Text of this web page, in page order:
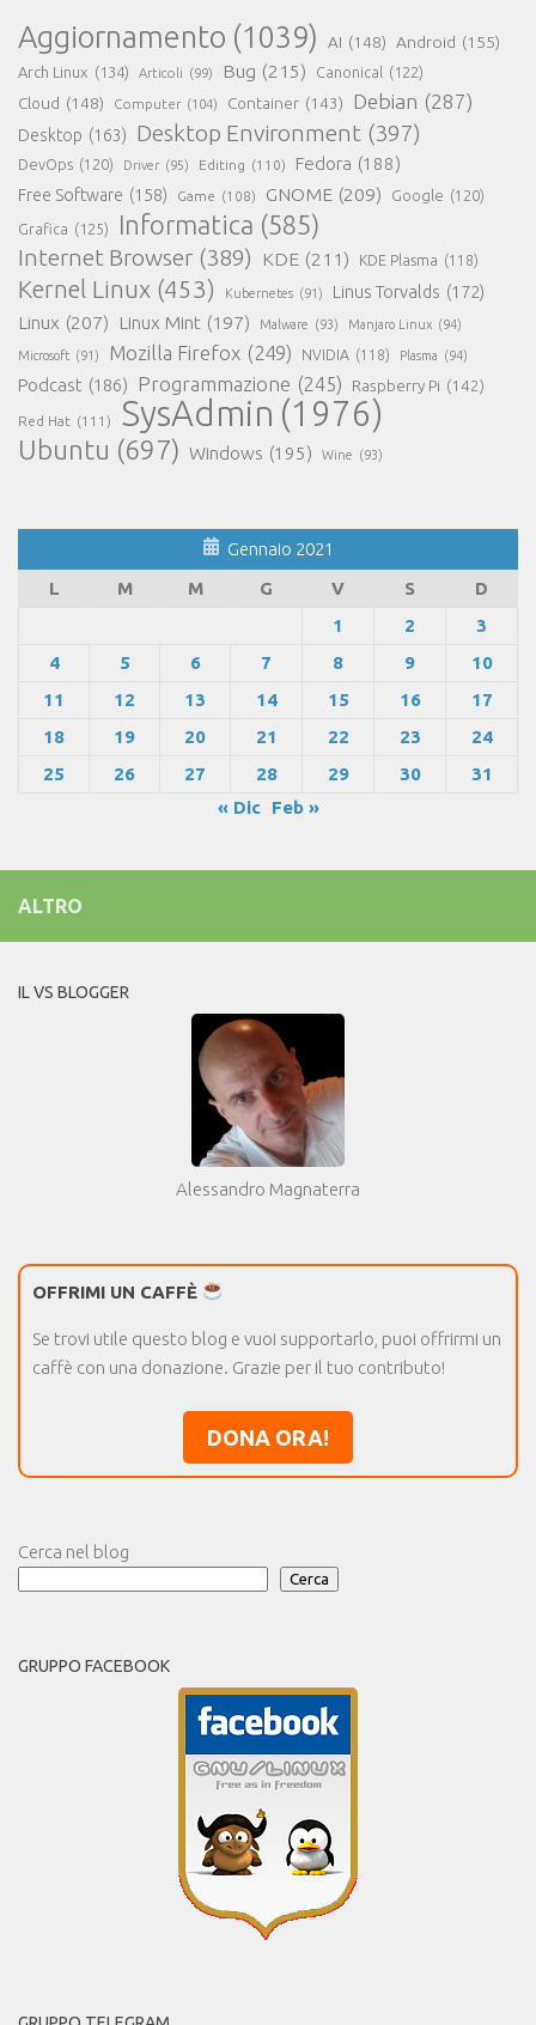
Aggiornamento (1039) AI (148) Android (155)
Arch Linux (134) Articoli (99) Bug (215) Canonical (122)
Cloud (148) Computer (104) Container (143) Debian (287)
Desktop (163) Desktop Environment (397)
DevOps (120) Driver (95) Editing (110) Fedora (188)
Free Software (158) Game (108) GNOME (209) Google (120)
Grafica (125) Informatica (585)
Internet Browser (389) KDE (211) KDE Plasma (118)
Kernel Linux (453) Kubernetes (91) Linus Torvalds (172)
Linux (207) Linux Mint (197) Malware (93) Manjaro Linux (94)
Microsoft (91) Mozilla Firefox (249) NVIDIA (118) Plasma (94)
Podcast (186) Programmazione (245) Raspberry Pi (142)
Red Hat (111) SysAdmin (1976)
Ubuntu (697) Windows (195) Wine (93)
Gennaio 2021
L
M M G V S
D
1
2
3
4
5 6 7 8 9
10
11
12 13 14 15 16
17
18
19 20 21 22 23
24
25
26 27 28 29 30
31
« Dic
Feb »
ALTRO
IL VS BLOGGER
Alessandro Magnaterra
OFFRIMI UN CAFFÈ
Se trovi utile questo blog e vuoi supportarlo, puoi offrirmi un
caffè con una donazione. Grazie per il tuo contributo!
DONA ORA!
Cerca nel blog
Cerca
GRUPPO FACEBOOK